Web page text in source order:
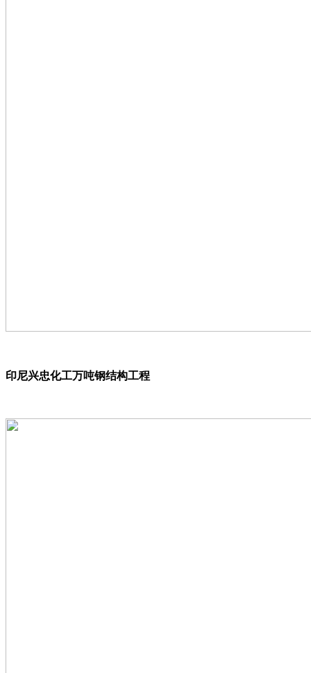
印尼兴忠化工万吨钢结构工程